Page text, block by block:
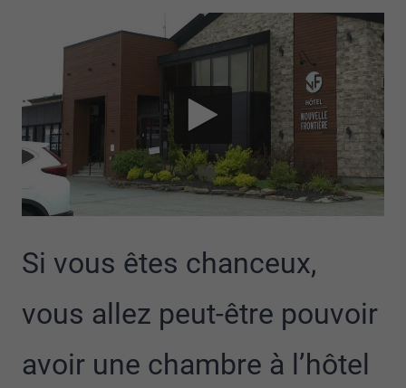
Si vous êtes chanceux,
vous allez peut-être pouvoir
avoir une chambre à l’hôtel